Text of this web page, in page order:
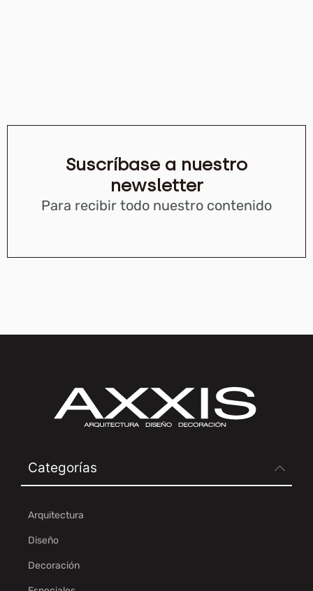
Suscríbase a nuestro
newsletter
Para recibir todo nuestro contenido
Categorías
Arquitectura
Diseño
Decoración